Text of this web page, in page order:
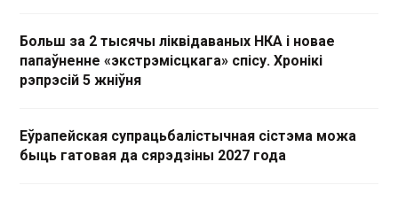
Больш за 2 тысячы ліквідаваных НКА і новае
папаўненне «экстрэмісцкага» спісу. Хронікі
рэпрэсій 5 жніўня
Еўрапейская супрацьбалістычная сістэма можа
быць гатовая да сярэдзіны 2027 года